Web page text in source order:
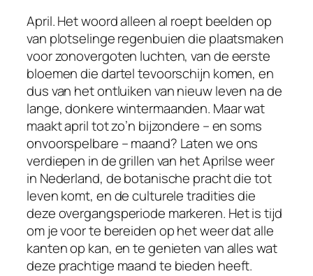
April. Het woord alleen al roept beelden op
van plotselinge regenbuien die plaatsmaken
voor zonovergoten luchten, van de eerste
bloemen die dartel tevoorschijn komen, en
dus van het ontluiken van nieuw leven na de
lange, donkere wintermaanden. Maar wat
maakt april tot zo’n bijzondere – en soms
onvoorspelbare – maand? Laten we ons
verdiepen in de grillen van het Aprilse weer
in Nederland, de botanische pracht die tot
leven komt, en de culturele tradities die
deze overgangsperiode markeren. Het is tijd
om je voor te bereiden op het weer dat alle
kanten op kan, en te genieten van alles wat
deze prachtige maand te bieden heeft.